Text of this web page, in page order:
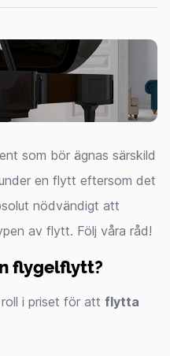
som bör ägnas särskild
en flytt eftersom det
nödvändigt att
av flytt. Följ våra råd!
flygelflytt?
i priset för att flytta